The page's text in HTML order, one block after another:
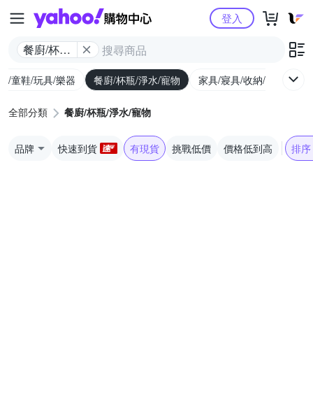
Yahoo購物中心
餐廚/杯瓶/
登入
/童鞋/玩具/樂器 餐廚/杯瓶/淨水/寵物 家具/寢具/收納/修繕
全部分類 餐廚/杯瓶/淨水/寵物
品牌 快速到貨 有現貨 挑戰低價 價格低到高 排序